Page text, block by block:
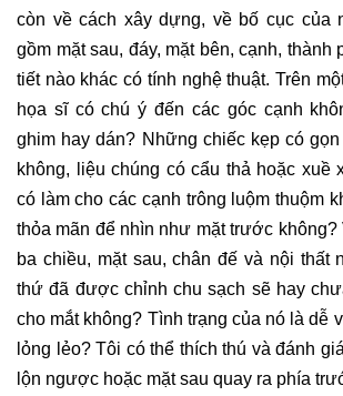
còn về cách xây dựng, về bố cục của
gồm mặt sau, đáy, mặt bên, cạnh, thành
tiết nào khác có tính nghệ thuật. Trên
họa sĩ có chú ý đến các góc cạnh
ghim hay dán? Những chiếc kẹp có
không, liệu chúng có cẩu thả hoặc xuề
có làm cho các cạnh trông luộm thuộm
thỏa mãn để nhìn như mặt trước không?
ba chiều, mặt sau, chân đế và nội thất
thứ đã được chỉnh chu sạch sẽ hay
cho mắt không? Tình trạng của nó là dễ
lỏng lẻo? Tôi có thể thích thú và đánh
lộn ngược hoặc mặt sau quay ra phía